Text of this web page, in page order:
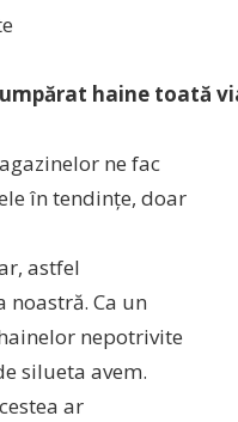
haine toată
ne fac
în tendinţe, doar
astfel
noastră. Ca un
nepotrivite
silueta avem.
ar